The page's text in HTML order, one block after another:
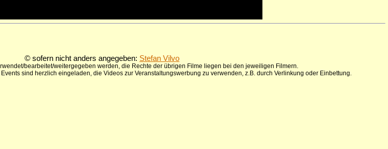
© sofern nicht anders angegeben: Stefan Vilvo
bearbeitet/weitergegeben werden, die Rechte der übrigen Filme liegen bei den jeweiligen Filmern.
sind herzlich eingeladen, die Videos zur Veranstaltungswerbung zu verwenden, z.B. durch Verlinkung oder Einbettung.